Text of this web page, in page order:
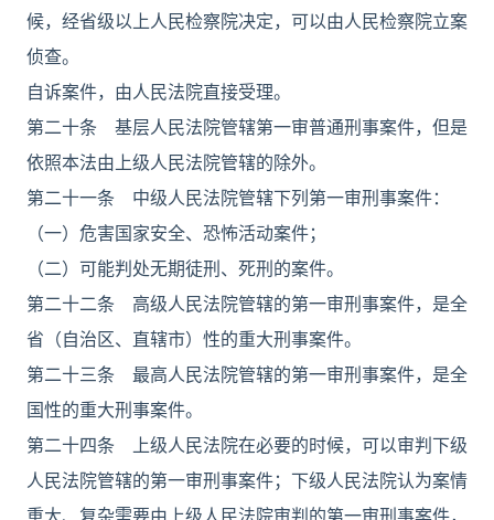
候，经省级以上人民检察院决定，可以由人民检察院立案
侦查。
自诉案件，由人民法院直接受理。
第二十条 基层人民法院管辖第一审普通刑事案件，但是
依照本法由上级人民法院管辖的除外。
第二十一条 中级人民法院管辖下列第一审刑事案件：
（一）危害国家安全、恐怖活动案件；
（二）可能判处无期徒刑、死刑的案件。
第二十二条 高级人民法院管辖的第一审刑事案件，是全
省（自治区、直辖市）性的重大刑事案件。
第二十三条 最高人民法院管辖的第一审刑事案件，是全
国性的重大刑事案件。
第二十四条 上级人民法院在必要的时候，可以审判下级
人民法院管辖的第一审刑事案件；下级人民法院认为案情
重大、复杂需要由上级人民法院审判的第一审刑事案件，